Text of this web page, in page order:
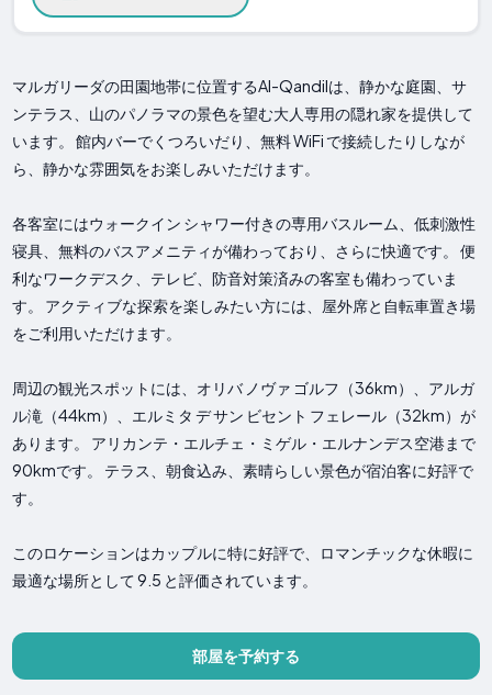
マルガリーダの田園地帯に位置するAl-Qandilは、静かな庭園、サ
ンテラス、山のパノラマの景色を望む大人専用の隠れ家を提供して
います。 館内バーでくつろいだり、無料 WiFi で接続したりしなが
ら、静かな雰囲気をお楽しみいただけます。
各客室にはウォークイン シャワー付きの専用バスルーム、低刺激性
寝具、無料のバスアメニティが備わっており、さらに快適です。 便
利なワークデスク、テレビ、防音対策済みの客室も備わっていま
す。 アクティブな探索を楽しみたい方には、屋外席と自転車置き場
をご利用いただけます。
周辺の観光スポットには、オリバ ノヴァ ゴルフ（36km）、アルガ
ル滝（44km）、エルミタ デ サン ビセント フェレール（32km）が
あります。 アリカンテ・エルチェ・ミゲル・エルナンデス空港まで
90kmです。 テラス、朝食込み、素晴らしい景色が宿泊客に好評で
す。
このロケーションはカップルに特に好評で、ロマンチックな休暇に
最適な場所として 9.5 と評価されています。
部屋を予約する